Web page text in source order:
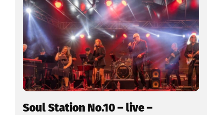
Soul Station No.10 – live –